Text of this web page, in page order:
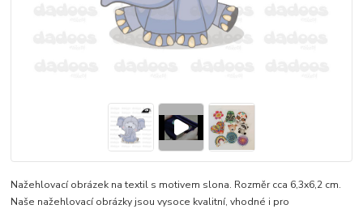
Nažehlovací obrázek na textil s motivem slona. Rozměr cca 6,3x6,2 cm.
Naše nažehlovací obrázky jsou vysoce kvalitní, vhodné i pro